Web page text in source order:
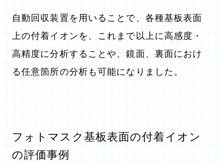
自動回収装置を用いることで、各種基板表面
上の付着イオンを、これまで以上に高感度・
高精度に分析することや、鏡面、裏面におけ
る任意箇所の分析も可能になりました。
フォトマスク基板表面の付着イオン
の評価事例